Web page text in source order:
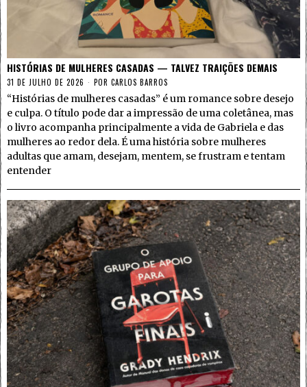
HISTÓRIAS DE MULHERES CASADAS — TALVEZ TRAIÇÕES DEMAIS
31 DE JULHO DE 2026 POR CARLOS BARROS
“Histórias de mulheres casadas” é um romance sobre desejo
e culpa. O título pode dar a impressão de uma coletânea, mas
o livro acompanha principalmente a vida de Gabriela e das
mulheres ao redor dela. É uma história sobre mulheres
adultas que amam, desejam, mentem, se frustram e tentam
entender